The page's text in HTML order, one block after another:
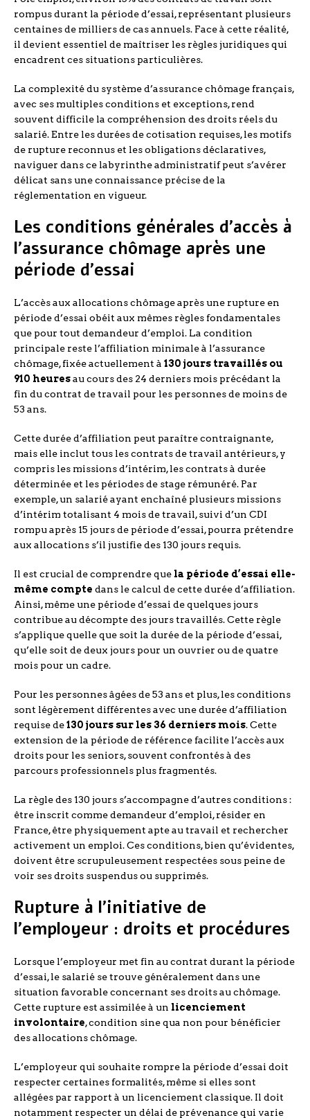
rompus durant la période d’essai, représentant plusieurs
centaines de milliers de cas annuels. Face à cette réalité,
il devient essentiel de maîtriser les règles juridiques qui
encadrent ces situations particulières.
La complexité du système d’assurance chômage français,
avec ses multiples conditions et exceptions, rend
souvent difficile la compréhension des droits réels du
salarié. Entre les durées de cotisation requises, les motifs
de rupture reconnus et les obligations déclaratives,
naviguer dans ce labyrinthe administratif peut s’avérer
délicat sans une connaissance précise de la
réglementation en vigueur.
Les conditions générales d’accès à
l’assurance chômage après une
période d’essai
L’accès aux allocations chômage après une rupture en
période d’essai obéit aux mêmes règles fondamentales
que pour tout demandeur d’emploi. La condition
principale reste l’affiliation minimale à l’assurance
chômage, fixée actuellement à 130 jours travaillés ou
910 heuresau cours des 24 derniers mois précédant la
fin du contrat de travail pour les personnes de moins de
53 ans.
Cette durée d’affiliation peut paraître contraignante,
mais elle inclut tous les contrats de travail antérieurs, y
compris les missions d’intérim, les contrats à durée
déterminée et les périodes de stage rémunéré. Par
exemple, un salarié ayant enchaîné plusieurs missions
d’intérim totalisant 4 mois de travail, suivi d’un CDI
rompu après 15 jours de période d’essai, pourra prétendre
aux allocations s’il justifie des 130 jours requis.
Il est crucial de comprendre que la période d’essai elle-
même compte dans le calcul de cette durée d’affiliation.
Ainsi, même une période d’essai de quelques jours
contribue au décompte des jours travaillés. Cette règle
s’applique quelle que soit la durée de la période d’essai,
qu’elle soit de deux jours pour un ouvrier ou de quatre
mois pour un cadre.
Pour les personnes âgées de 53 ans et plus, les conditions
sont légèrement différentes avec une durée d’affiliation
requise de130 jours sur les 36 derniers mois. Cette
extension de la période de référence facilite l’accès aux
droits pour les seniors, souvent confrontés à des
parcours professionnels plus fragmentés.
La règle des 130 jours s’accompagne d’autres conditions :
être inscrit comme demandeur d’emploi, résider en
France, être physiquement apte au travail et rechercher
activement un emploi. Ces conditions, bien qu’évidentes,
doivent être scrupuleusement respectées sous peine de
voir ses droits suspendus ou supprimés.
Rupture à l’initiative de
l’employeur : droits et procédures
Lorsque l’employeur met fin au contrat durant la période
d’essai, le salarié se trouve généralement dans une
situation favorable concernant ses droits au chômage.
Cette rupture est assimilée à un licenciement
involontaire, condition sine qua non pour bénéficier
des allocations chômage.
L’employeur qui souhaite rompre la période d’essai doit
respecter certaines formalités, même si elles sont
allégées par rapport à un licenciement classique. Il doit
notamment respecter un délai de prévenance qui varie